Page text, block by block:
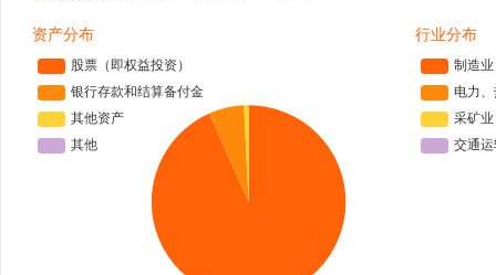
资产分布 行业分布